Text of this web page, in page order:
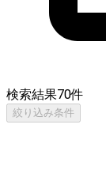
検索結果70件
絞り込み条件